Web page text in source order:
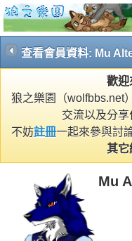
查看會員資料: Mu
歡迎
狼之樂園（wolfbbs.net
交流以及分享
不妨註冊一起來參與討
其它
Mu